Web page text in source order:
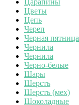
Цветы
Цепь
Череп
Черная пятница
Чернила
Чернила
Черно-белые
Шары
Шерсть
Шерсть (мех)
Шоколадные